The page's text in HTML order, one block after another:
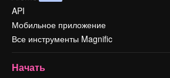
API
Мобильное приложение
Все инструменты Magnific
Начать